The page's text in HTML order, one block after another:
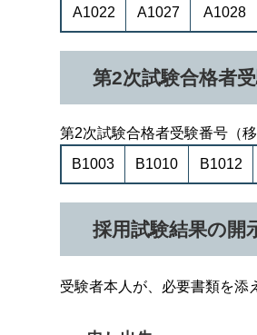
A1022 A1027 A1028
第2次試験合格者
第2次試験合格者受験番号（移
B1003
B1010 B1012
採用試験結果の開
受験者本人が、必要書類を添